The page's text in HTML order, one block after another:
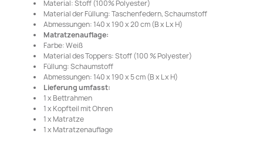
Material: Stoff (100% Polyester)
Material der Füllung: Taschenfedern, Schaumstoff
Abmessungen: 140 x 190 x 20 cm (B x L x H)
Matratzenauflage:
Farbe: Weiß
Material des Toppers: Stoff (100 % Polyester)
Füllung: Schaumstoff
Abmessungen: 140 x 190 x 5 cm (B x L x H)
Lieferung umfasst:
1 x Bettrahmen
1 x Kopfteil mit Ohren
1 x Matratze
1 x Matratzenauflage